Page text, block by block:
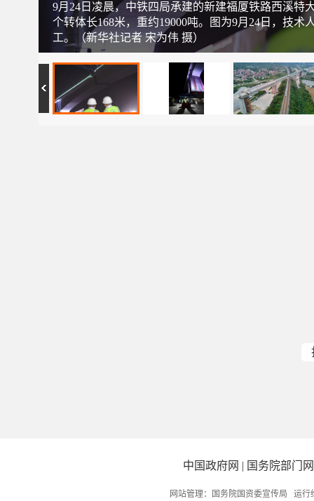
9月24日凌晨，中铁四局承建的新建福厦铁路西溪
个转体长168米，重约19000吨。图为9月24日，技
工。（新华社记者 宋为伟 摄）